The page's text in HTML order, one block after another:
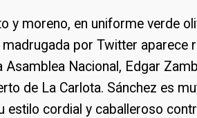
y moreno, en uniforme verde
por Twitter aparece
Nacional, Edgar
de La Carlota. Sánchez es
estilo cordial y caballeroso